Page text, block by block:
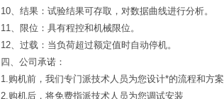
10、结果：试验结果可存取，对数据曲线进行分析。
11、限位：具有程控和机械限位。
12、过载：当负荷超过额定值时自动停机。
四、公司承诺：
1.购机前，我们专门派技术人员为您设计*的流程和方案
2.购机后，将免费指派技术人员为您调试安装